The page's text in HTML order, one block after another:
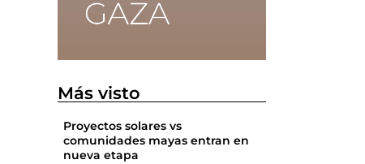
Más visto
Proyectos solares vs
comunidades mayas entran en
nueva etapa